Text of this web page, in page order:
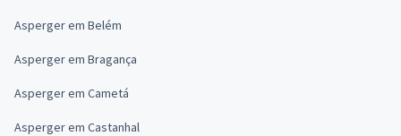
Asperger em Belém
Asperger em Bragança
Asperger em Cametá
Asperger em Castanhal